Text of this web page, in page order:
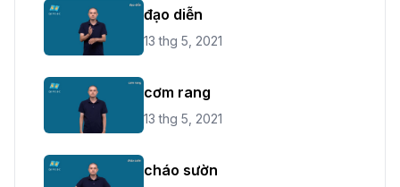
đạo diễn
13 thg 5, 2021
cơm rang
13 thg 5, 2021
cháo sườn